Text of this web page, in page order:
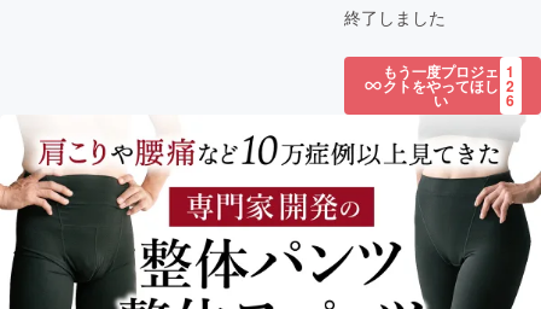
終了しました
もう一度プロジェ
クトをやってほし
い
1
2
6